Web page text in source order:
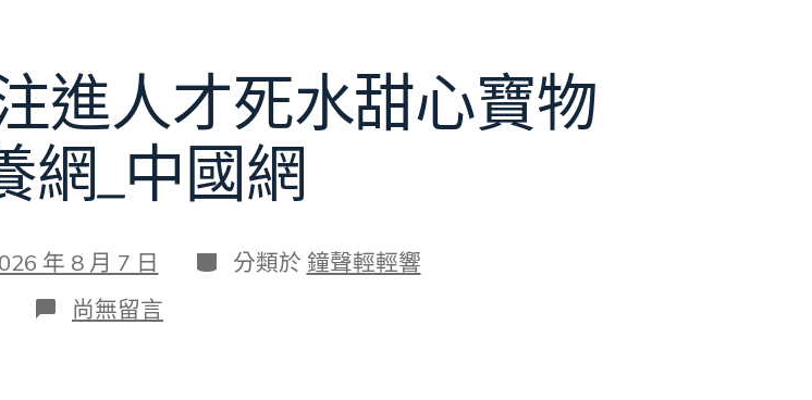
進人才死水甜心寶物
網_中國網
年 8 月 7 日 分
類
分類於 鐘聲輕輕響
在
〈為
尚無留言